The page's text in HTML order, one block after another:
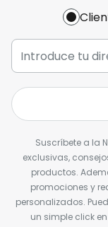
Suscríbete a la
exclusivas,
productos.
promociones y
personalizados.
un simple click